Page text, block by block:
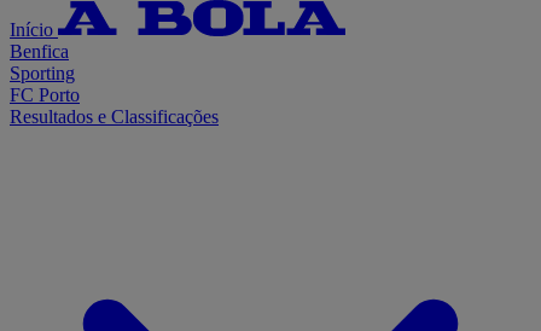
Início
Benfica
Sporting
FC Porto
Resultados e Classificações